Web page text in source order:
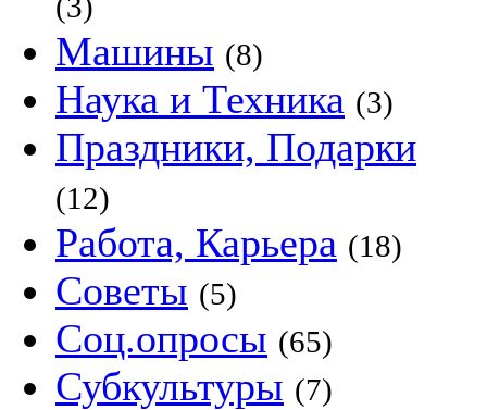
Машины (8)
Наука и Техника (3)
Праздники, Подарки
(12)
Работа, Карьера (18)
Советы (5)
Соц.опросы (65)
Субкультуры (7)